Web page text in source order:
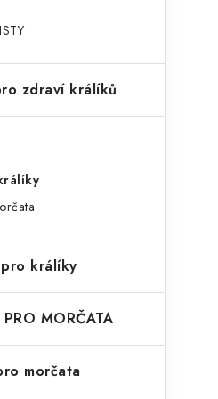
zdraví králíků
pro králíky
MORČATA
morčata